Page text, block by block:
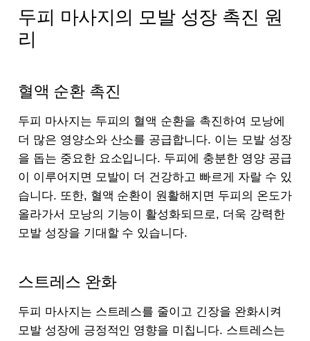
두피 마사지의 모발 성장 촉진 원
리
혈액 순환 촉진
두피 마사지는 두피의 혈액 순환을 촉진하여 모낭에
더 많은 영양소와 산소를 공급합니다. 이는 모발 성장
을 돕는 중요한 요소입니다. 두피에 충분한 영양 공급
이 이루어지면 모발이 더 건강하고 빠르게 자랄 수 있
습니다. 또한, 혈액 순환이 원활해지면 두피의 온도가
올라가서 모낭의 기능이 활성화되므로, 더욱 강력한
모발 성장을 기대할 수 있습니다.
스트레스 완화
두피 마사지는 스트레스를 줄이고 긴장을 완화시켜
모발 성장에 긍정적인 영향을 미칩니다. 스트레스는